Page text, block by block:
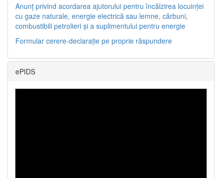
Anunț privind acordarea ajutorului pentru încălzirea locuinței
cu gaze naturale, energie electrică sau lemne, cărbuni,
combustibili petrolieri și a suplimentului pentru energie
Formular cerere-declarație pe proprie răspundere
ePIDS